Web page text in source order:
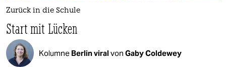
Zurück in die Schule
Start mit Lücken
Kolumne Berlin viralvon Gaby Coldewey